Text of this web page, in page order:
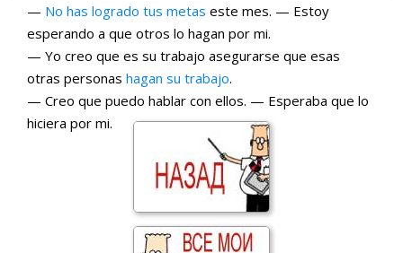
— No has logrado tus metas este mes. — Estoy
esperando a que otros lo hagan por mi.
— Yo creo que es su trabajo asegurarse que esas
otras personas hagan su trabajo.
— Creo que puedo hablar con ellos. — Esperaba que lo
hiciera por mi.